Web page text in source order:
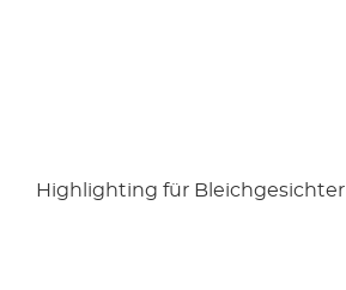
Highlighting für Bleichgesichter